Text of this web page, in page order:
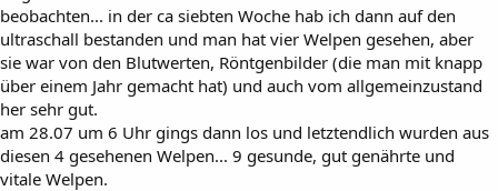
beobachten... in der ca siebten Woche hab ich dann auf den
ultraschall bestanden und man hat vier Welpen gesehen, aber
sie war von den Blutwerten, Röntgenbilder (die man mit knapp
über einem Jahr gemacht hat) und auch vom allgemeinzustand
her sehr gut.
am 28.07 um 6 Uhr gings dann los und letztendlich wurden aus
diesen 4 gesehenen Welpen... 9 gesunde, gut genährte und
vitale Welpen.